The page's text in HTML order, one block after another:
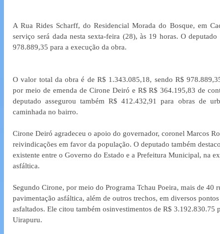
A Rua Rides Scharff, do Residencial Morada do Bosque, em
serviço será dada nesta sexta-feira (28), às 19 horas. O
978.889,35 para a execução da obra.
O valor total da obra é de R$ 1.343.085,18, sendo R$
por meio de emenda de Cirone Deiró e R$ R$ 364.195,83 de
deputado assegurou também R$ 412.432,91 para obras de
caminhada no bairro.
Cirone Deiró agradeceu o apoio do governador, coronel Marcos
reivindicações em favor da população. O deputado também
existente entre o Governo do Estado e a Prefeitura Municipal, na
asfáltica.
Segundo Cirone, por meio do Programa Tchau Poeira, mais de 40
pavimentação asfáltica, além de outros trechos, em diversos
asfaltados. Ele citou também osinvestimentos de R$ 3.192.830.75
Uirapuru.